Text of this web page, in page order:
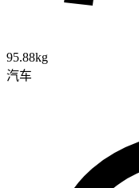
95.88kg
汽车